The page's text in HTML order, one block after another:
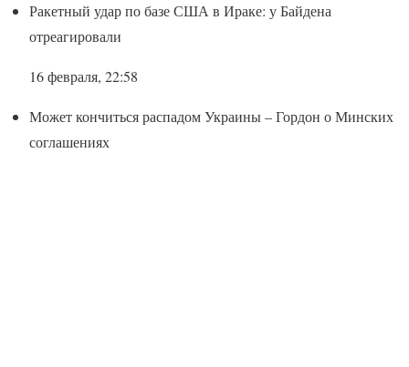
Ракетный удар по базе США в Ираке: у Байдена
отреагировали
16 февраля, 22:58
Может кончиться распадом Украины – Гордон о Минских
соглашениях